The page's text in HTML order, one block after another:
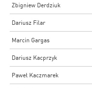
Zbigniew Derdziuk
Dariusz Filar
Marcin Gargas
Dariusz Kacprzyk
Paweł Kaczmarek